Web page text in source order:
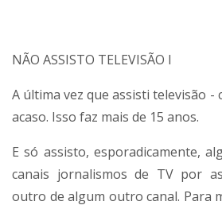
NÃO ASSISTO TELEVISÃO I
A última vez que assisti televisão
acaso. Isso faz mais de 15 anos.
E só assisto, esporadicamente,
canais jornalismos de TV por
outro de algum outro canal. Para